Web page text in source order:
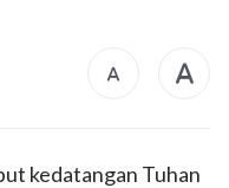
kedatangan Tuhan